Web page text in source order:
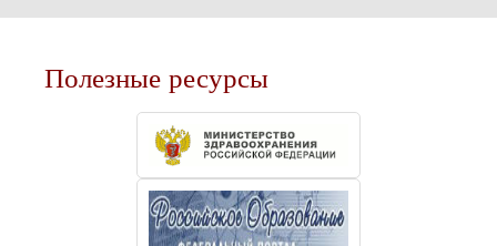
Полезные ресурсы